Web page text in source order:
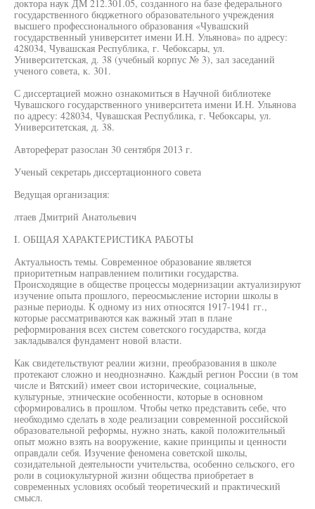
доктора наук ДМ 212.301.05, созданного на базе федерального
государственного бюджетного образовательного учреждения
высшего профессионального образования «Чувашский
государственный университет имени И.Н. Ульянова» по адресу:
428034, Чувашская Республика, г. Чебоксары, ул.
Университетская, д. 38 (учебный корпус № 3), зал заседаний
ученого совета, к. 301.
С диссертацией можно ознакомиться в Научной библиотеке
Чувашского государственного университета имени И.Н. Ульянова
по адресу: 428034, Чувашская Республика, г. Чебоксары, ул.
Университетская, д. 38.
Автореферат разослан 30 сентября 2013 г.
Ученый секретарь диссертационного совета
Ведущая организация:
лтаев Дмитрий Анатольевич
I. ОБЩАЯ ХАРАКТЕРИСТИКА РАБОТЫ
Актуальность темы. Современное образование является
приоритетным направлением политики государства.
Происходящие в обществе процессы модернизации актуализируют
изучение опыта прошлого, переосмысление истории школы в
разные периоды. К одному из них относятся 1917-1941 гг.,
которые рассматриваются как важный этап в плане
реформирования всех систем советского государства, когда
закладывался фундамент новой власти.
Как свидетельствуют реалии жизни, преобразования в школе
протекают сложно и неоднозначно. Каждый регион России (в том
числе и Вятский) имеет свои исторические, социальные,
культурные, этнические особенности, которые в основном
сформировались в прошлом. Чтобы четко представить себе, что
необходимо сделать в ходе реализации современной российской
образовательной реформы, нужно знать, какой положительный
опыт можно взять на вооружение, какие принципы и ценности
оправдали себя. Изучение феномена советской школы,
созидательной деятельности учительства, особенно сельского, его
роли в социокультурной жизни общества приобретает в
современных условиях особый теоретический и практический
смысл.